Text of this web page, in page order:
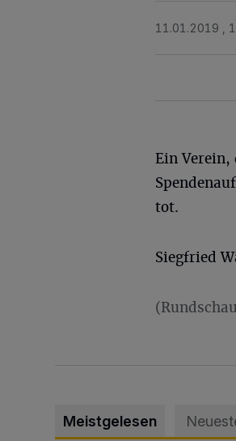
11.01.2019 ,
Ein Verein,
tot.
Siegfried
Meistgelesen